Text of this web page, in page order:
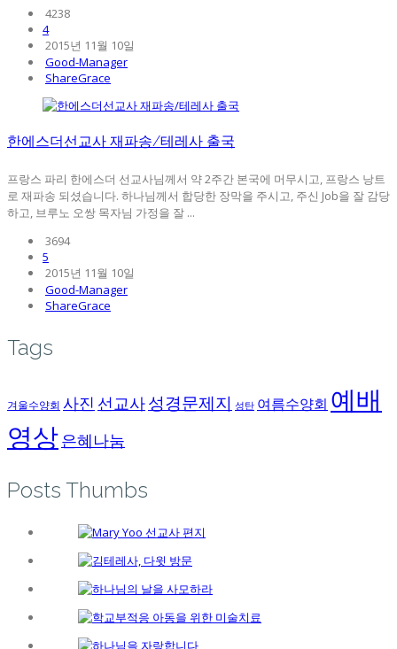
4238
4
2015년 11월 10일
Good-Manager
ShareGrace
한에스더선교사 재파송/테레사 출국
프랑스 파리 한에스더 선교사님께서 약 2주간 본국에 머무시고, 프랑스 낭트
로 재파송 되셨습니다. 하나님께서 합당한 장막을 주시고, 주신 Job을 잘 감당
하고, 브루노 오쌍 목자님 가정을 잘 ...
3694
5
2015년 11월 10일
Good-Manager
ShareGrace
Tags
겨울수양회 사진 선교사성경문제지 성탄 여름수양회 예배
영상은혜나눔
Posts Thumbs